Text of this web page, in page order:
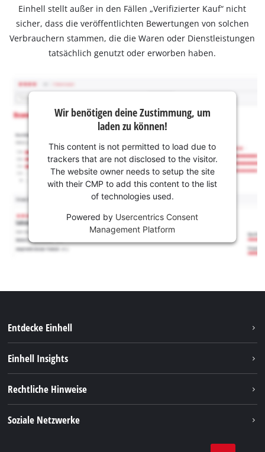
Einhell stellt außer in den Fällen „Verifizierter Kauf“ nicht
sicher, dass die veröffentlichten Bewertungen von solchen
Verbrauchern stammen, die die Waren oder Dienstleistungen
tatsächlich genutzt oder erworben haben.
Wir benötigen deine Zustimmung, um
laden zu können!
This content is not permitted to load due to
trackers that are not disclosed to the visitor.
The website owner needs to setup the site
with their CMP to add this content to the list
of technologies used.
Powered by Usercentrics Consent
Management Platform
Entdecke Einhell
Akkusystem
Einhell Insights
Rechtliche Hinweise
Soziale Netzwerke